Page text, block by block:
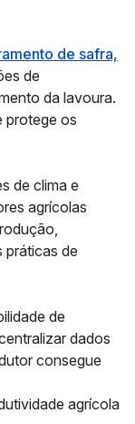
de safra,
de
da lavoura.
protege os
de clima e
agrícolas
práticas de
de
dados
consegue
agrícola